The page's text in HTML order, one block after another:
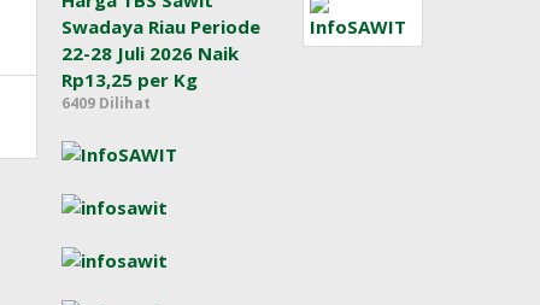
Swadaya Riau Periode
22-28 Juli 2026 Naik
Rp13,25 per Kg
6409 Dilihat